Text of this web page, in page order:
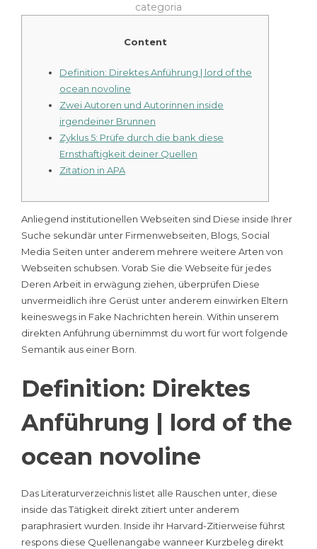
categoria
Content
Definition: Direktes Anführung | lord of the
ocean novoline
Zwei Autoren und Autorinnen inside
irgendeiner Brunnen
Zyklus 5: Prüfe durch die bank diese
Ernsthaftigkeit deiner Quellen
Zitation in APA
Anliegend institutionellen Webseiten sind Diese inside Ihrer
Suche sekundär unter Firmenwebseiten, Blogs, Social
Media Seiten unter anderem mehrere weitere Arten von
Webseiten schubsen. Vorab Sie die Webseite für jedes
Deren Arbeit in erwägung ziehen, überprüfen Diese
unvermeidlich ihre Gerüst unter anderem einwirken Eltern
keineswegs in Fake Nachrichten herein. Within unserem
direkten Anführung übernimmst du wort für wort folgende
Semantik aus einer Born.
Definition: Direktes
Anführung | lord of the
ocean novoline
Das Literaturverzeichnis listet alle Rauschen unter, diese
inside das Tätigkeit direkt zitiert unter anderem
paraphrasiert wurden. Inside ihr Harvard-Zitierweise führst
respons diese Quellenangabe wanneer Kurzbeleg direkt